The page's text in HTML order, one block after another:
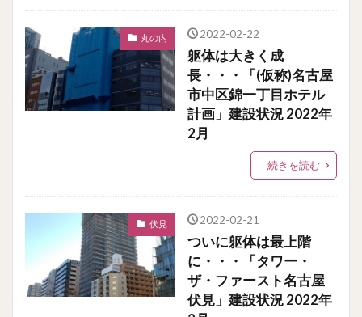
丸の内 2022-02-22
躯体は大きく成
長・・・「(仮称)名古屋
市中区錦一丁目ホテル
計画」建設状況 2022年
2月
続きを読む
伏見 2022-02-21
ついに躯体は最上階
に・・・「タワー・
ザ・ファースト名古屋
伏見」建設状況 2022年